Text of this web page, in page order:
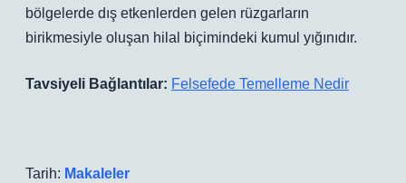
bölgelerde dış etkenlerden gelen rüzgarların
birikmesiyle oluşan hilal biçimindeki kumul yığınıdır.
Tavsiyeli Bağlantılar: Felsefede Temelleme Nedir
Tarih: Makaleler